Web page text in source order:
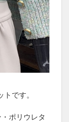
です。
ポリウレタ